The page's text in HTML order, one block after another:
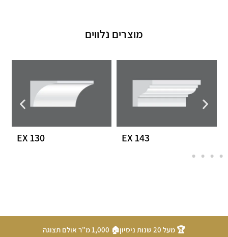
מוצרים נלווים
EX 143
EX 130
🏆 מעל 20 שנות ניסיון
🏠 1,000 מ"ר אולם תצוגה